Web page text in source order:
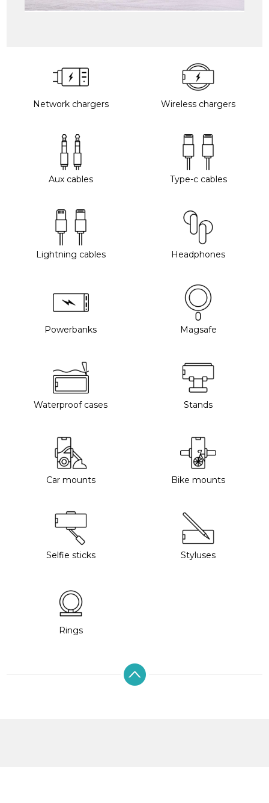
Network chargers Wireless chargers
Aux cables Type-c cables
Lightning cables Headphones
Powerbanks Magsafe
Waterproof cases Stands
Car mounts Bike mounts
Selfie sticks Styluses
Rings